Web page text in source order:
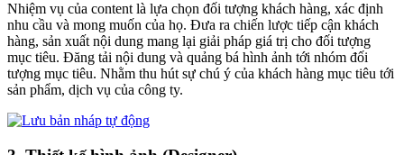
Nhiệm vụ của content là lựa chọn đối tượng khách hàng, xác định
nhu cầu và mong muốn của họ. Đưa ra chiến lược tiếp cận khách
hàng, sản xuất nội dung mang lại giải pháp giá trị cho đối tượng
mục tiêu. Đăng tải nội dung và quảng bá hình ảnh tới nhóm đối
tượng mục tiêu. Nhằm thu hút sự chú ý của khách hàng mục tiêu tới
sản phẩm, dịch vụ của công ty.